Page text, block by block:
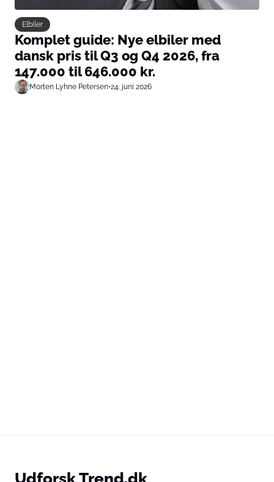
Elbiler
Komplet guide: Nye elbiler med
dansk pris til Q3 og Q4 2026, fra
147.000 til 646.000 kr.
Morten Lyhne Petersen•24. juni 2026
Udforsk Trend.dk